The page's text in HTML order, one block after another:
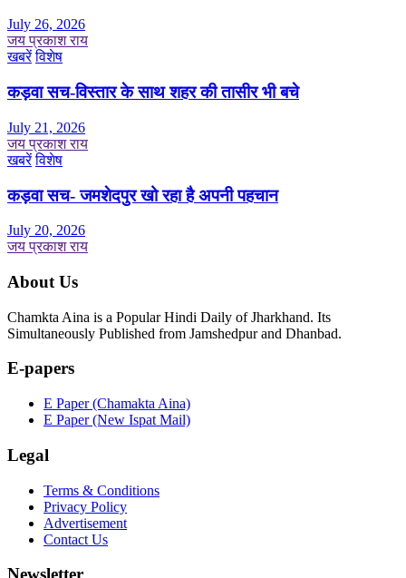
July 26, 2026
जय प्रकाश राय
खबरें विशेष
कड़वा सच-विस्तार के साथ शहर की तासीर भी बचे
July 21, 2026
जय प्रकाश राय
खबरें विशेष
कड़वा सच- जमशेदपुर खो रहा है अपनी पहचान
July 20, 2026
जय प्रकाश राय
About Us
Chamkta Aina is a Popular Hindi Daily of Jharkhand. Its
Simultaneously Published from Jamshedpur and Dhanbad.
E-papers
E Paper (Chamakta Aina)
E Paper (New Ispat Mail)
Legal
Terms & Conditions
Privacy Policy
Advertisement
Contact Us
Newsletter